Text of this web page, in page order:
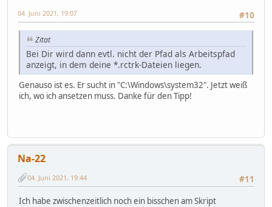
#10
04. Juni 2021, 19:07
Zitat
Bei Dir wird dann evtl. nicht der Pfad als Arbeitspfad
anzeigt, in dem deine *.rctrk-Dateien liegen.
Genauso ist es. Er sucht in "C:\Windows\system32". Jetzt weiß
ich, wo ich ansetzen muss. Danke für den Tipp!
Na-22
#11
04. Juni 2021, 19:44
Ich habe zwischenzeitlich noch ein bisschen am Skript